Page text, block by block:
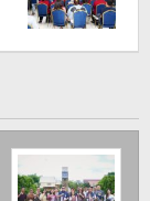
oleh
Wesly
Tamasiro